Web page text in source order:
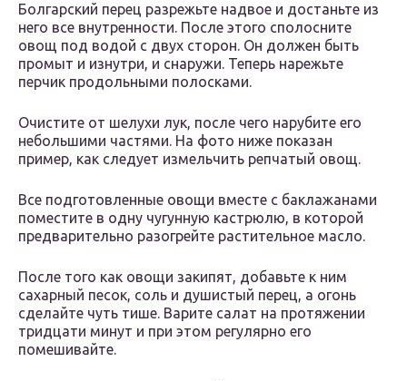
Болгарский перец разрежьте надвое и достаньте из
него все внутренности. После этого сполосните
овощ под водой с двух сторон. Он должен быть
промыт и изнутри, и снаружи. Теперь нарежьте
перчик продольными полосками.
Очистите от шелухи лук, после чего нарубите его
небольшими частями. На фото ниже показан
пример, как следует измельчить репчатый овощ.
Все подготовленные овощи вместе с баклажанами
поместите в одну чугунную кастрюлю, в которой
предварительно разогрейте растительное масло.
После того как овощи закипят, добавьте к ним
сахарный песок, соль и душистый перец, а огонь
сделайте чуть тише. Варите салат на протяжении
тридцати минут и при этом регулярно его
помешивайте.